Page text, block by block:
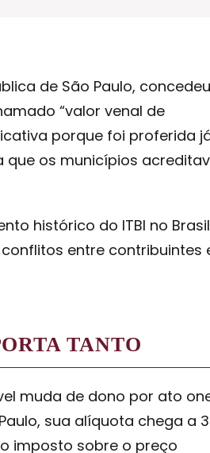
de São Paulo, concedeu
“valor venal de
porque foi proferida
que os municípios
histórico do ITBI no
entre contribuintes
TANTO
muda de dono por ato
sua alíquota chega a
imposto sobre o preço